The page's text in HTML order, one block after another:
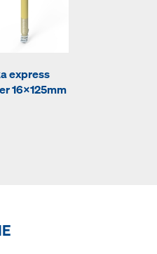
express
16x125mm